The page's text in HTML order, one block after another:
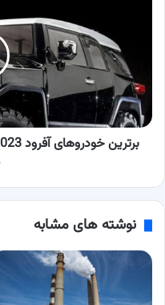
تجربه
هیجانی
متفاوت
نوشته های مشابه